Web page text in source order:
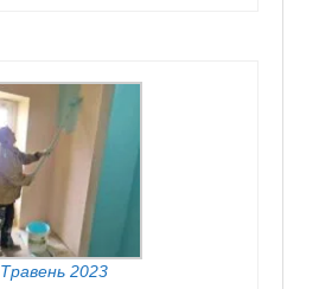
Травень 2023